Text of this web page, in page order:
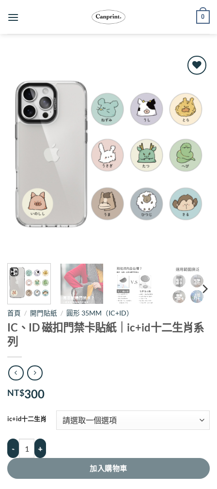
0
wishlist
首頁 / 開門貼紙 / 圓形 35MM（IC+ID）
IC、ID 磁扣門禁卡貼紙｜ic+id十二生肖系
列
NT$300
ic+id十二生肖
IC、ID 磁扣門禁卡貼紙｜ic+id十二生肖系列 數量
加入購物車